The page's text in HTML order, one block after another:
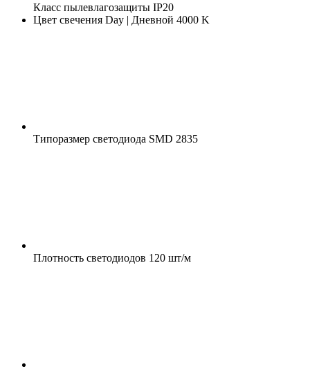
Класс пылевлагозащиты IP20
Цвет свечения Day | Дневной 4000 K
Типоразмер светодиода SMD 2835
Плотность светодиодов 120 шт/м